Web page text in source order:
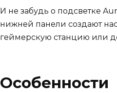
И не забудь о подсветке
нижней панели создают
геймерскую станцию или
Особенности